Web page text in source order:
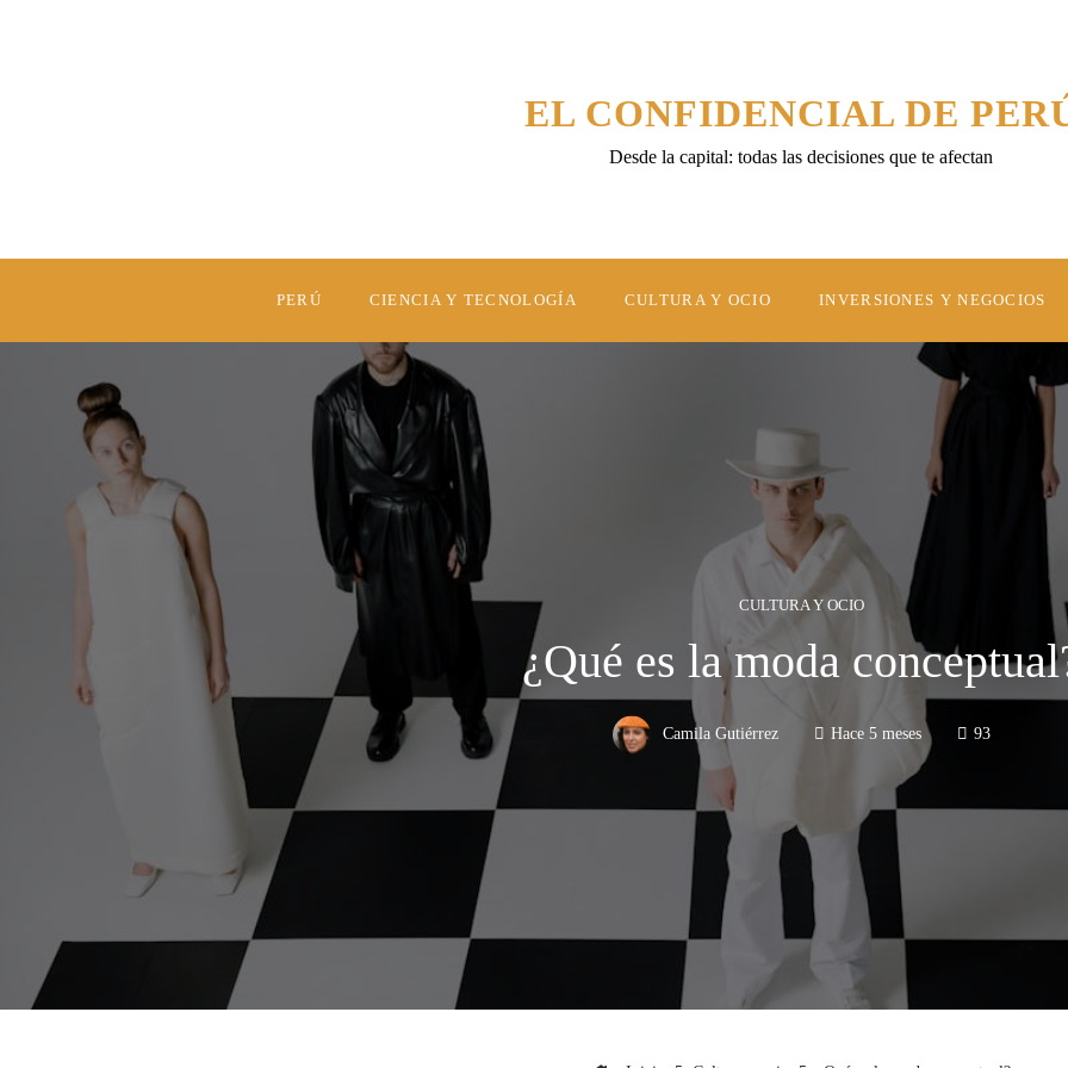
EL CONFIDENCIAL DE
Desde la capital: todas las decisiones que te afectan
PERÚ CIENCIA Y TECNOLOGÍA CULTURA Y OCIO INVERSIONES Y NEGOCIOS
CULTURA Y OCIO
¿Qué es la moda
Camila Gutiérrez Hace 5 meses 93